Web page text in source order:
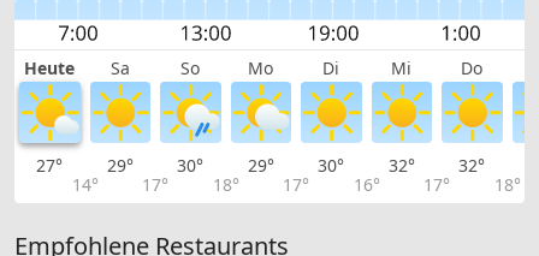
Heute Sa So Mo Di Mi Do
27°
14°
29°
17°
30°
18°
29°
17°
30°
16°
32°
17°
32°
18°
Empfohlene Restaurants